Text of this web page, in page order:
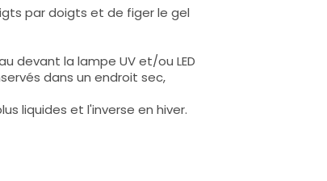
par doigts et de figer le gel
devant la lampe UV et/ou LED
dans un endroit sec,
liquides et l'inverse en hiver.